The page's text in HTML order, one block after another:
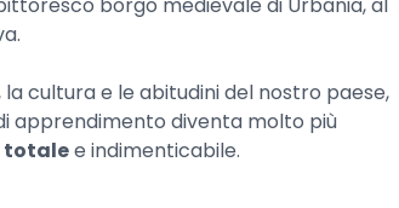
cultura e le abitudini del nostro paese,
apprendimento diventa molto più
totalee indimenticabile.